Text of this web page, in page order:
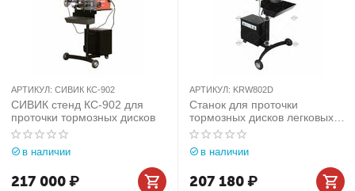
АРТИКУЛ: СИВИК КС-902
СИВИК стенд КС-902 для
проточки тормозных дисков
в наличии
217 000₽
АРТИКУЛ: KRW802D
Станок для проточки
тормозных дисков легковых
автомобилей без снятия
KraftWell (КНР) арт. KRW802D
в наличии
207 180₽